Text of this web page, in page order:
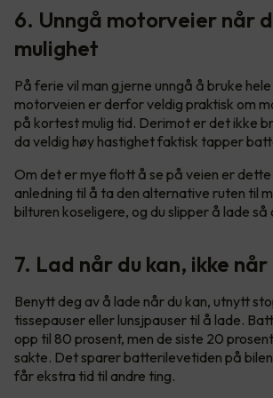
6. Unngå motorveier når
mulighet
På ferie vil man gjerne unngå å bruke
motorveien er derfor veldig praktisk om
på kortest mulig tid. Derimot er det ikke
da veldig høy hastighet faktisk tapper
Om det er mye flott å se på veien er
anledning til å ta den alternative ruten til
bilturen koseligere, og du slipper å lade så
7. Lad når du kan, ikke når
Benytt deg av å lade når du kan, utnytt
tissepauser eller lunsjpauser til å lade.
opp til 80 prosent, men de siste 20
sakte. Det sparer batterilevetiden på
får ekstra tid til andre ting.